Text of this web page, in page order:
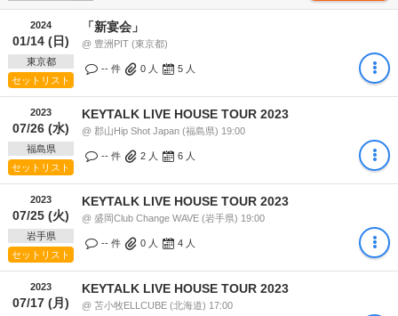
2024
01/14 (日)
東京都
セットリスト
「新宴会」
@ 豊洲PIT (東京都)
-- 件 0 人 5 人
2023
07/26 (水)
福島県
セットリスト
KEYTALK LIVE HOUSE TOUR 2023
@ 郡山Hip Shot Japan (福島県) 19:00
-- 件 2 人 6 人
2023
07/25 (火)
岩手県
セットリスト
KEYTALK LIVE HOUSE TOUR 2023
@ 盛岡Club Change WAVE (岩手県) 19:00
-- 件 0 人 4 人
2023
07/17 (月)
KEYTALK LIVE HOUSE TOUR 2023
@ 苫小牧ELLCUBE (北海道) 17:00